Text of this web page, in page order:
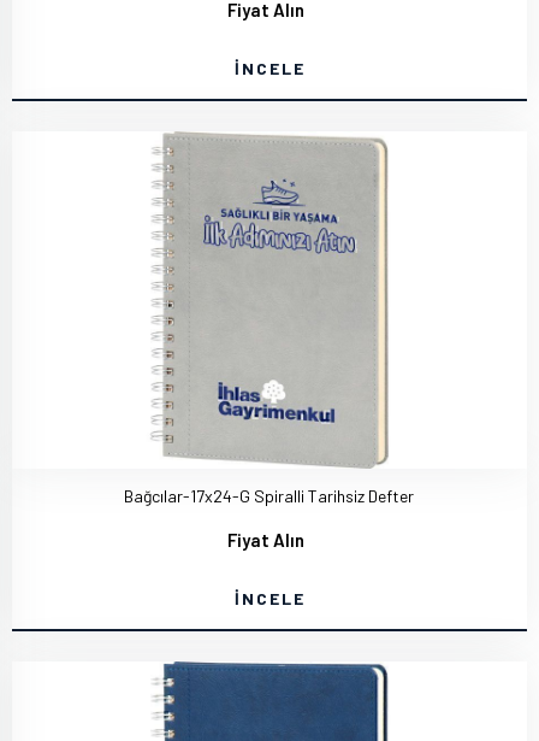
Fiyat Alın
İNCELE
Bağcılar-17x24-G Spiralli Tarihsiz Defter
Fiyat Alın
İNCELE